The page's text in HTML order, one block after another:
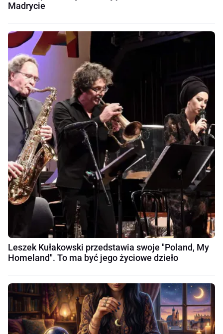
Madrycie
Leszek Kułakowski przedstawia swoje "Poland, My
Homeland". To ma być jego życiowe dzieło